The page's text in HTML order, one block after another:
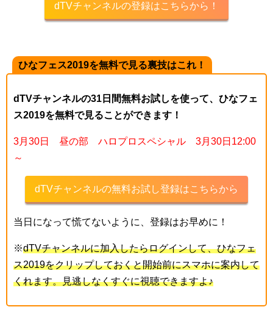
dTVチャンネルの登録はこちらから！
ひなフェス2019を無料で見る裏技はこれ！
dTVチャンネルの31日間無料お試しを使って、 ひなフェ
ス2019を無料で見ることができます！
3月30日 昼の部 ハロプロスペシャル 3月30日12:00
～
dTVチャンネルの無料お試し登録はこちらから
当日になって慌てないように、登録はお早めに！
※dTVチャンネルに加入したらログインして、ひなフェ
ス2019をクリップしておくと開始前にスマホに案内して
くれます。見逃しなくすぐに視聴できますよ♪